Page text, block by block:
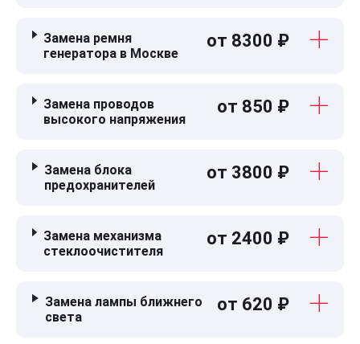
Замена ремня
генератора в Москве
от 8300 ₽
Замена проводов
высокого напряжения
от 850 ₽
Замена блока
предохранителей
от 3800 ₽
Замена механизма
стеклоочистителя
от 2400 ₽
Замена лампы ближнего
света
от 620 ₽